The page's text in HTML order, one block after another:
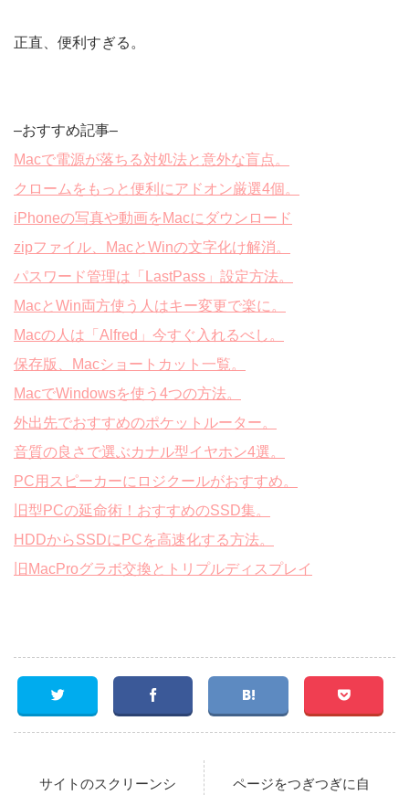
正直、便利すぎる。
–おすすめ記事–
Macで電源が落ちる対処法と意外な盲点。
クロームをもっと便利にアドオン厳選4個。
iPhoneの写真や動画をMacにダウンロード
zipファイル、MacとWinの文字化け解消。
パスワード管理は「LastPass」設定方法。
MacとWin両方使う人はキー変更で楽に。
Macの人は「Alfred」今すぐ入れるべし。
保存版、Macショートカット一覧。
MacでWindowsを使う4つの方法。
外出先でおすすめのポケットルーター。
音質の良さで選ぶカナル型イヤホン4選。
PC用スピーカーにロジクールがおすすめ。
旧型PCの延命術！おすすめのSSD集。
HDDからSSDにPCを高速化する方法。
旧MacProグラボ交換とトリプルディスプレイ
サイトのスクリーンシ
ページをつぎつぎに自